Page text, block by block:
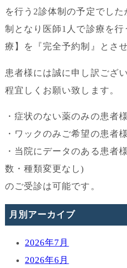
を行う2診体制の予定でし
制となり医師1人で診療を行
療】を『完全予約制』とさ
患者様には誠に申し訳ござ
程宜しくお願い致します。
・症状のない薬のみの患者様
・ワックのみご希望の患者様
・当院にデータのある患者
数・種類変更なし)
のご受診は可能です。
月別アーカイブ
2026年7月
2026年6月